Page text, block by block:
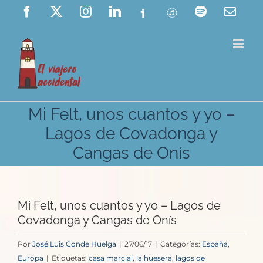
Saltar
contenido
Facebook InstagramLinkedIn
Ivoox ITunes Spotify
Mi Felt, unos cuantos y yo –
Lagos de Covadonga y
Cangas de Onís
Mi Felt, unos cuantos y yo – Lagos de
Covadonga y Cangas de Onís
Por José Luis Conde Huelga | 27/06/17 | Categorías: España,
Europa | Etiquetas: casa marcial, la huesera, lagos de